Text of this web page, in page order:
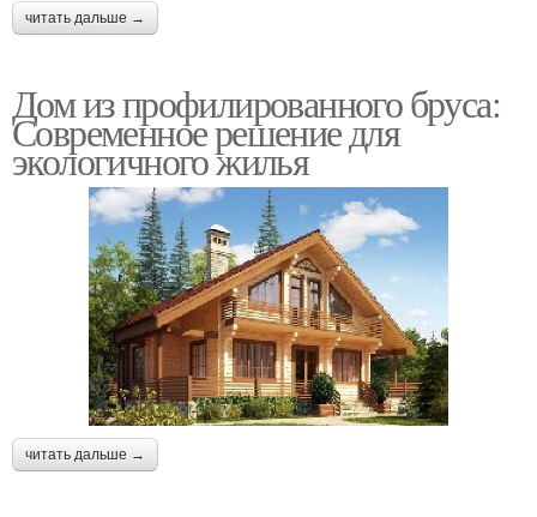
читать дальше →
Дом из профилированного бруса:
Современное решение для
экологичного жилья
читать дальше →